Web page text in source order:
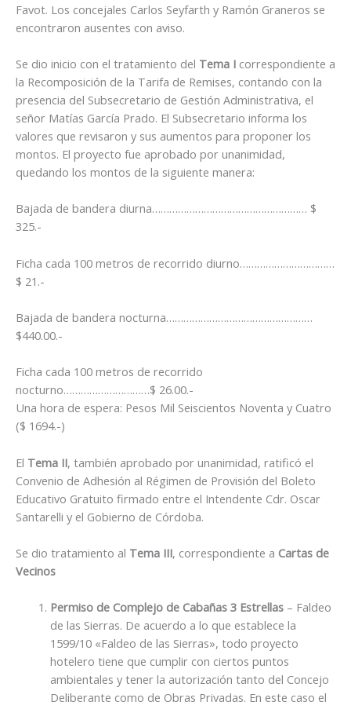
Favot. Los concejales Carlos Seyfarth y Ramón Graneros se
encontraron ausentes con aviso.
Se dio inicio con el tratamiento del Tema I correspondiente a
la Recomposición de la Tarifa de Remises, contando con la
presencia del Subsecretario de Gestión Administrativa, el
señor Matías García Prado. El Subsecretario informa los
valores que revisaron y sus aumentos para proponer los
montos. El proyecto fue aprobado por unanimidad,
quedando los montos de la siguiente manera:
Bajada de bandera diurna……………………………………………… $
325.-
Ficha cada 100 metros de recorrido diurno……………………………
$ 21.-
Bajada de bandera nocturna……………………………………………
$440.00.-
Ficha cada 100 metros de recorrido
nocturno…………………………$ 26.00.-
Una hora de espera: Pesos Mil Seiscientos Noventa y Cuatro
($ 1694.-)
El Tema II, también aprobado por unanimidad, ratificó el
Convenio de Adhesión al Régimen de Provisión del Boleto
Educativo Gratuito firmado entre el Intendente Cdr. Oscar
Santarelli y el Gobierno de Córdoba.
Se dio tratamiento al Tema III, correspondiente a Cartas de
Vecinos
Permiso de Complejo de Cabañas 3 Estrellas– Faldeo
de las Sierras. De acuerdo a lo que establece la
1599/10 «Faldeo de las Sierras», todo proyecto
hotelero tiene que cumplir con ciertos puntos
ambientales y tener la autorización tanto del Concejo
Deliberante como de Obras Privadas. En este caso el